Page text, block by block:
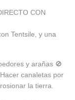
CON
Tentsile, y una
y arañas 🚫
canaletas por
la tierra.